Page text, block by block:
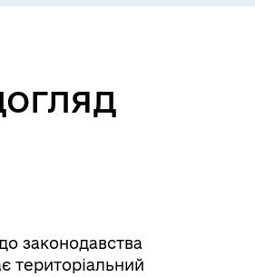
законодавства
територіальний